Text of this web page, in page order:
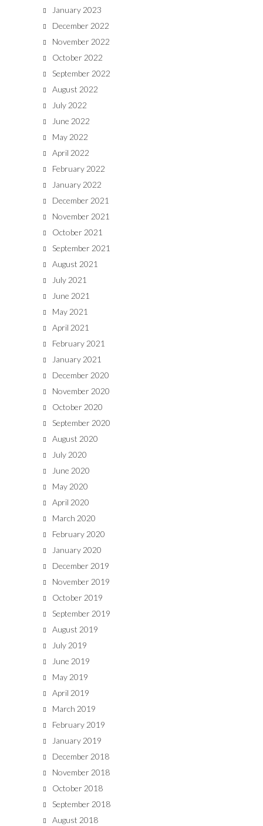
January 2023
December 2022
November 2022
October 2022
September 2022
August 2022
July 2022
June 2022
May 2022
April 2022
February 2022
January 2022
December 2021
November 2021
October 2021
September 2021
August 2021
July 2021
June 2021
May 2021
April 2021
February 2021
January 2021
December 2020
November 2020
October 2020
September 2020
August 2020
July 2020
June 2020
May 2020
April 2020
March 2020
February 2020
January 2020
December 2019
November 2019
October 2019
September 2019
August 2019
July 2019
June 2019
May 2019
April 2019
March 2019
February 2019
January 2019
December 2018
November 2018
October 2018
September 2018
August 2018